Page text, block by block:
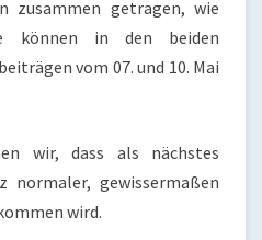
zusammen getragen, wie
können in den beiden
vom 07. und 10. Mai
wir, dass als nächstes
normaler, gewissermaßen
wird.